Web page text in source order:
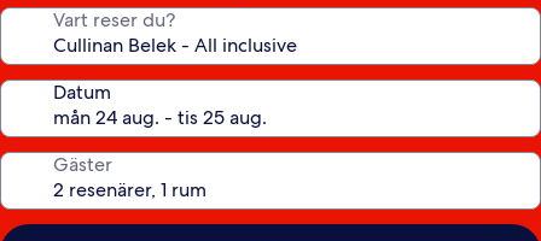
Vart reser du?
Datum
Gäster